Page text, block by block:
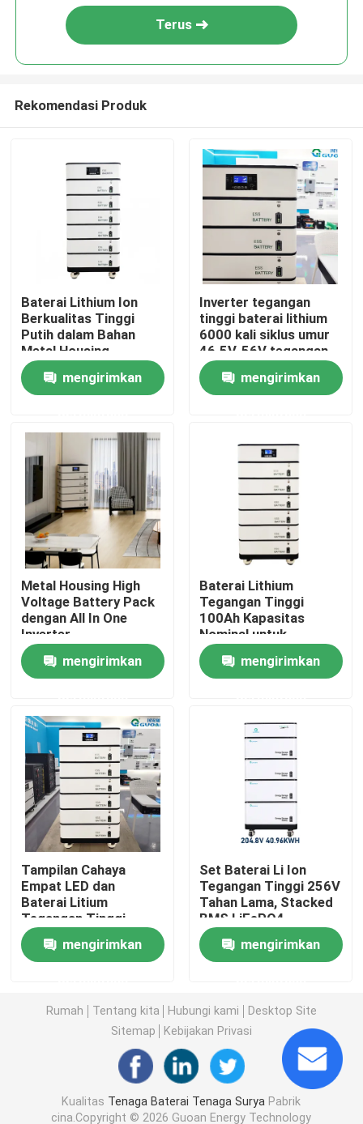
Produk
video
Tentang kami
Tur Pabrik
Kontrol kualitas
Hubungi kami
Permintaan Penawaran
Baterai Pembangkit Listrik Portabel
Daya Baterai Sepeda Motor
baterai sepeda listrik
Baterai Skuter Listrik
baterai lithium mobil golf
Inverter Rumah Baterai Lithium
Baterai Litium Tegangan Tinggi
Kabinet Penyimpanan Energi
Terus
Rekomendasi Produk
Baterai Lithium Ion
Berkualitas Tinggi
Putih dalam Bahan
Metal Housing
mengirimkan
Inverter tegangan
tinggi baterai lithium
6000 kali siklus umur
46.5V-56V tegangan
kerja
mengirimkan
Metal Housing High
Voltage Battery Pack
dengan All In One
Inverter
mengirimkan
Baterai Lithium
Tegangan Tinggi
100Ah Kapasitas
Nominal untuk
penyimpanan energi
5,12KWHmengirimkan
Tampilan Cahaya
Empat LED dan
Baterai Litium
Tegangan Tinggi
dengan bahan Metal
Housingmengirimkan
Set Baterai Li Ion
Tegangan Tinggi 256V
Tahan Lama, Stacked
BMS LiFePO4
Tegangan Tinggi
mengirimkan
Rumah Tentang kita Hubungi kami
Desktop Site
Sitemap
Kebijakan Privasi
Kualitas Tenaga Baterai Tenaga Surya Pabrik
cina.Copyright © 2026 Guoan Energy Technology